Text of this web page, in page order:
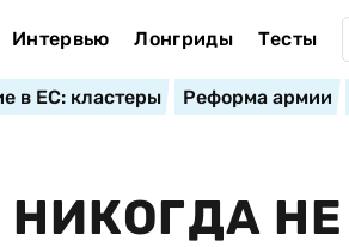
Интервью Лонгриды Тесты
в ЕС: кластеры Реформа армии
НЕ